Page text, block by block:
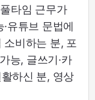
타임 근무가
유튜브 문법에
소비하는 분, 포
능, 글쓰기·카
하신 분, 영상